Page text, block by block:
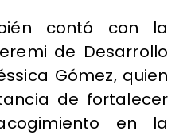
contó con la
de Desarrollo
Gómez, quien
de fortalecer
en la